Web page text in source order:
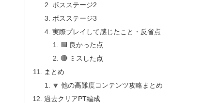
ボスステージ2
ボスステージ3
実際プレイして感じたこと・反省点
🟩 良かった点
🔴 ミスした点
まとめ
🔽 他の高難度コンテンツ攻略まとめ
過去クリアPT編成